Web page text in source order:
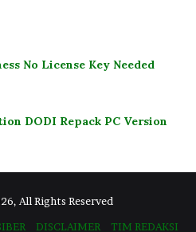
No License Key Needed
DODI Repack PC Version
All Rights Reserved
DISCLAIMER TIM REDAKSI